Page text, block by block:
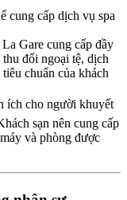
cung cấp dịch vụ spa
Gare cung cấp đầy
đổi ngoại tệ, dịch
chuẩn của khách
ích cho người khuyết
sạn nên cung cấp
và phòng được